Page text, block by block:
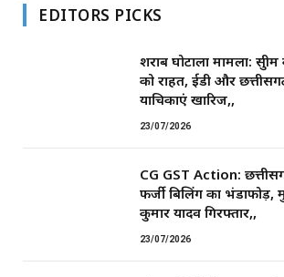
EDITORS PICKS
शराब घोटाला मामला:
को राहत, ईडी और
याचिकाएं खारिज,,
23/07/2026
CG GST Action:
फर्जी बिलिंग का
कुमार यादव गिरफ्तार,,
23/07/2026